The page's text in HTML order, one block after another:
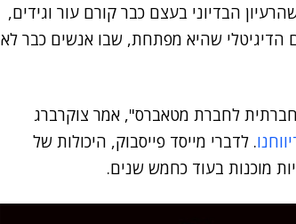
הבדיוני בעצם כבר קורם עור וגידים,
הדיגיטלי שהיא מפתחת, שבו אנשים כבר לא
לחברת מטאברס", אמר צוקרברג
. לדברי מייסד פייסבוק, היכולות של
מוכנות בעוד כחמש שנים.